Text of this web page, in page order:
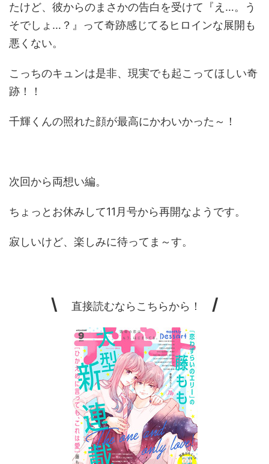
たけど、彼からのまさかの告白を受けて『え…。う
そでしょ…？』って奇跡感じてるヒロインな展開も
悪くない。
こっちのキュンは是非、現実でも起こってほしい奇
跡！！
千輝くんの照れた顔が最高にかわいかった～！
次回から両想い編。
ちょっとお休みして11月号から再開なようです。
寂しいけど、楽しみに待ってま～す。
\ 直接読むならこちらから！ /